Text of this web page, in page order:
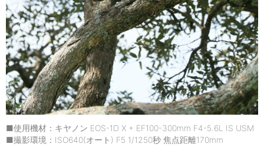
■使用機材：キヤノン EOS-1D X + EF100-300mm F4-5.6L IS USM
■撮影環境：ISO640(オート) F5 1/1250秒 焦点距離170mm